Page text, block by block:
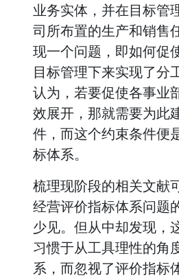
业务实体，并在目标管
司所布置的生产和销售
现一个问题，即如何促
目标管理下来实现了分
认为，若要促使各事业
效展开，那就需要为此
件，而这个约束条件便
标体系。
梳理现阶段的相关文献
经营评价指标体系问题
少见。但从中却发现，
习惯于从工具理性的角
系，而忽视了评价指标